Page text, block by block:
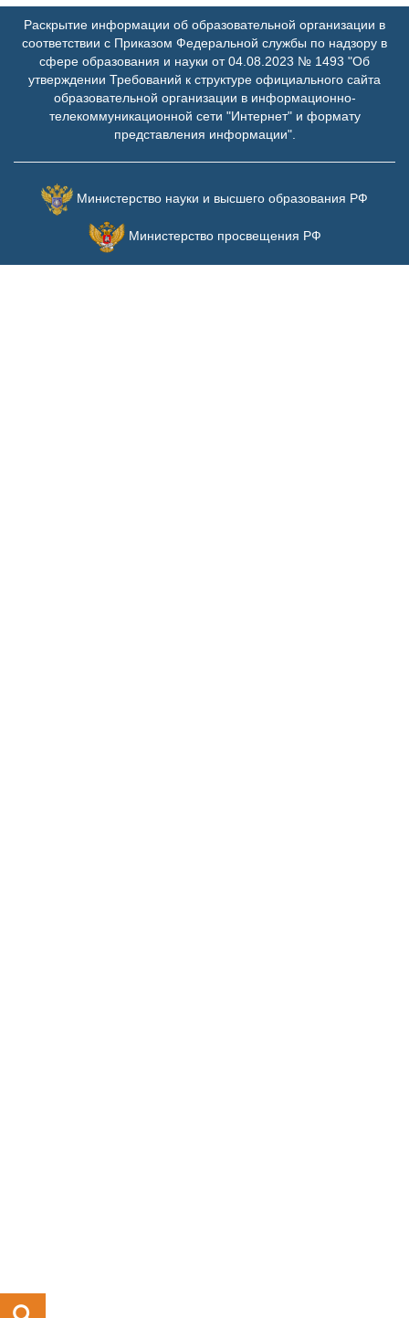
Раскрытие информации об образовательной организации в
соответствии с Приказом Федеральной службы по надзору в
сфере образования и науки от 04.08.2023 № 1493 "Об
утверждении Требований к структуре официального сайта
образовательной организации в информационно-
телекоммуникационной сети "Интернет" и формату
представления информации".
Министерство науки и высшего образования РФ
Министерство просвещения РФ